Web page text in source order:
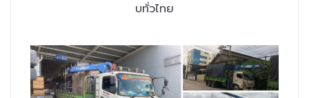
บทั่วไทย